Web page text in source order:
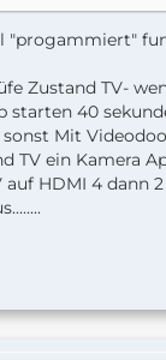
"progammiert"
Zustand TV-
starten 40
Mit
TV ein Kamera
HDMI 4 dann